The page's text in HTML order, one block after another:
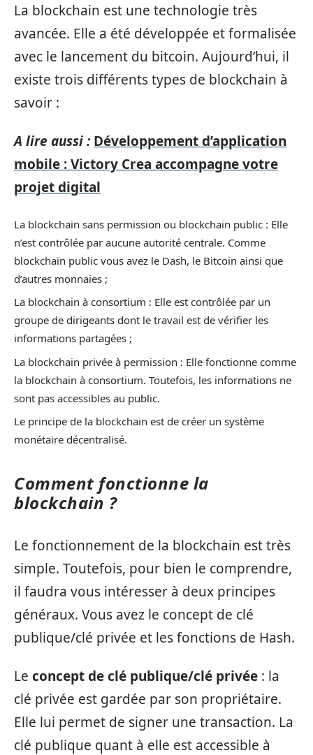
La blockchain est une technologie très
avancée. Elle a été développée et formalisée
avec le lancement du bitcoin. Aujourd’hui, il
existe trois différents types de blockchain à
savoir :
A lire aussi : Développement d’application
mobile : Victory Crea accompagne votre
projet digital
La blockchain sans permission ou blockchain public : Elle
n’est contrôlée par aucune autorité centrale. Comme
blockchain public vous avez le Dash, le Bitcoin ainsi que
d’autres monnaies ;
La blockchain à consortium : Elle est contrôlée par un
groupe de dirigeants dont le travail est de vérifier les
informations partagées ;
La blockchain privée à permission : Elle fonctionne comme
la blockchain à consortium. Toutefois, les informations ne
sont pas accessibles au public.
Le principe de la blockchain est de créer un système
monétaire décentralisé.
Comment fonctionne la
blockchain ?
Le fonctionnement de la blockchain est très
simple. Toutefois, pour bien le comprendre,
il faudra vous intéresser à deux principes
généraux. Vous avez le concept de clé
publique/clé privée et les fonctions de Hash.
Le concept de clé publique/clé privée : la
clé privée est gardée par son propriétaire.
Elle lui permet de signer une transaction. La
clé publique quant à elle est accessible à